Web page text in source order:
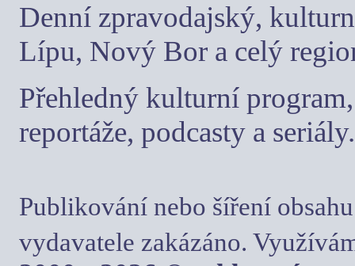
Denní zpravodajský,
Lípu, Nový Bor a celý
Přehledný kulturní
reportáže, podcasty a seriály.
Publikování nebo šíření
vydavatele zakázáno.